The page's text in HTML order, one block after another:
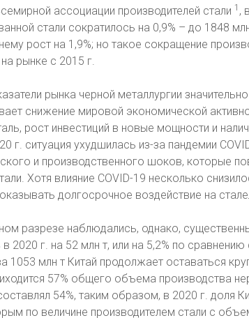
ассоциации производителей стали 1 ,
стали сократилось на 0,9% – до 1848
рост на 1,9%; но такое сокращение
рынке с 2015 г.
рынка черной металлургии
снижение мировой экономической
рост инвестиций в новые мощности и
г. ситуация ухудшилась из-за пандемии
и производственного шоков, которые
Хотя влияние COVID-19 несколько
долгосрочное воздействие на
разрезе наблюдались, однако,
в 2020 г. на 52 млн т, или на 5,2% по
1053 млн т Китай продолжает оставаться
57% общего объема производства
54%, таким образом, в 2020 г. доля
по величине производителем стали с